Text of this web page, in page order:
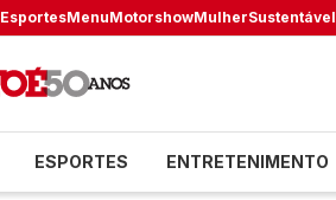
EsportesMenuMotorshowMulherSustentável
ESPORTES ENTRETENIMENTO